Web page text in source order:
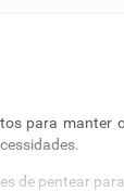
para manter
de pentear